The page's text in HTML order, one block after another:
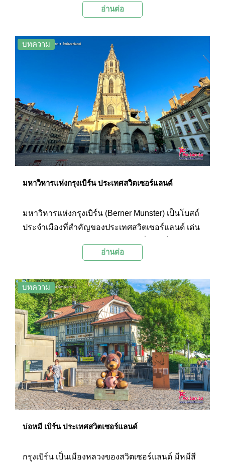
อย่างดีจากอดีตจนถึงปัจจุบัน
อ่านต่อ
บทความ
มหาวิหารแห่งกรุงเบิร์น ประเทศสวิตเซอร์แลนด์
มหาวิหารแห่งกรุงเบิร์น (Berner Munster) เป็นโบสถ์
ประจำเมืองที่สำคัญของประเทศสวิตเซอร์แลนด์ เด่น
จากทั่วทุกมุมเมือง ถือเป็นส่วนที่โดดเด่นเป็นสง่าที่สุด
อ่านต่อ
บทความ
บ่อหมี เบิร์น ประเทศสวิตเซอร์แลนด์
กรุงเบิร์น เป็นเมืองหลวงของสวิตเซอร์แลนด์ มีหมีสี